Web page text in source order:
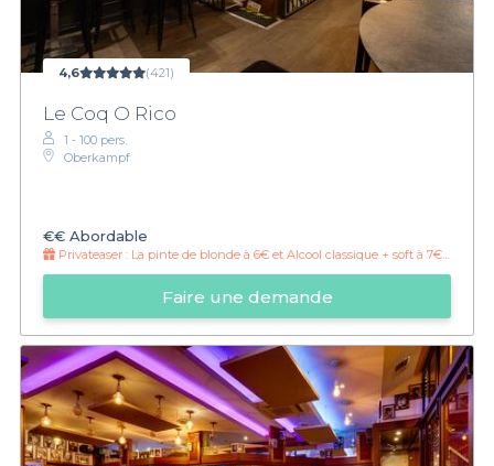
4,6 (421)
Le Coq O Rico
1 - 100 pers.
Oberkampf
€€ Abordable
Privateaser : La pinte de blonde à 6€ et Alcool classique + soft à 7€ jusqu'à 23h
Faire une demande